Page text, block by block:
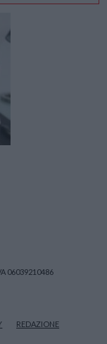
06039210486
REDAZIONE